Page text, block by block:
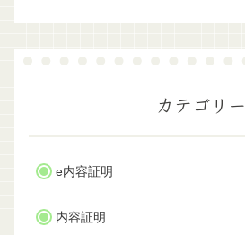
カテゴリー
e内容証明
内容証明